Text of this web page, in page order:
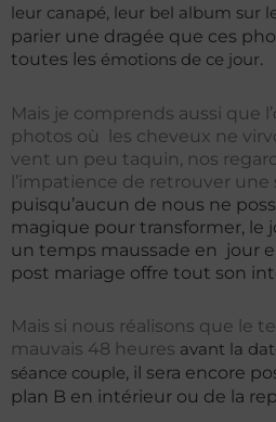
leur canapé, leur bel album sur
parier une dragée que ces
toutes les émotions de ce jour.
Mais je comprends aussi que
photos où les cheveux ne
vent un peu taquin, nos
l’impatience de retrouver une
puisqu’aucun de nous ne
magique pour transformer, le
un temps maussade en jour
post mariage offre tout son
Mais si nous réalisons que le
mauvais 48 heures avant la
séance couple, il sera encore
plan B en intérieur ou de la